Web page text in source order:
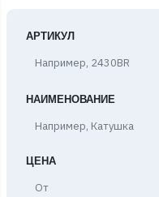
АРТИКУЛ
НАИМЕНОВАНИЕ
ЦЕНА
Цена,